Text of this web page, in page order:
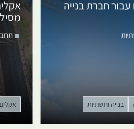
עבור חברת בנייה
בנייה ותשתיות אקלים